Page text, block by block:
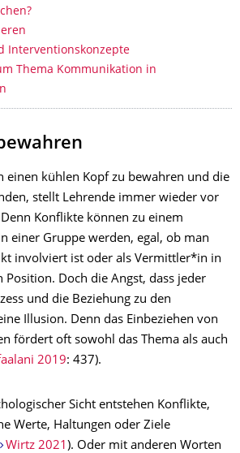
Interventionskonzepte
Thema Kommunikation in
einen kühlen Kopf zu bewahren und die
stellt Lehrende immer wieder vor
Konflikte können zu einem
einer Gruppe werden, egal, ob man
involviert ist oder als Vermittler*in in
Doch die Angst, dass jeder
und die Beziehung zu den
Illusion. Denn das Einbeziehen von
fördert oft sowohl das Thema als auch
2019: 437).
Sicht entstehen Konflikte,
Werte, Haltungen oder Ziele
Wirtz 2021 ). Oder mit anderen Worten